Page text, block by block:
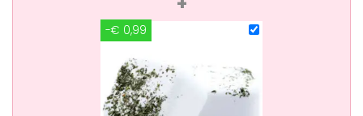
-€ 0,99